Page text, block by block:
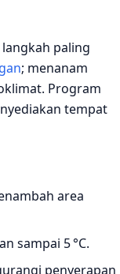
paling
; menanam
Program
tempat
area
sampai 5 °C.
penyerapan